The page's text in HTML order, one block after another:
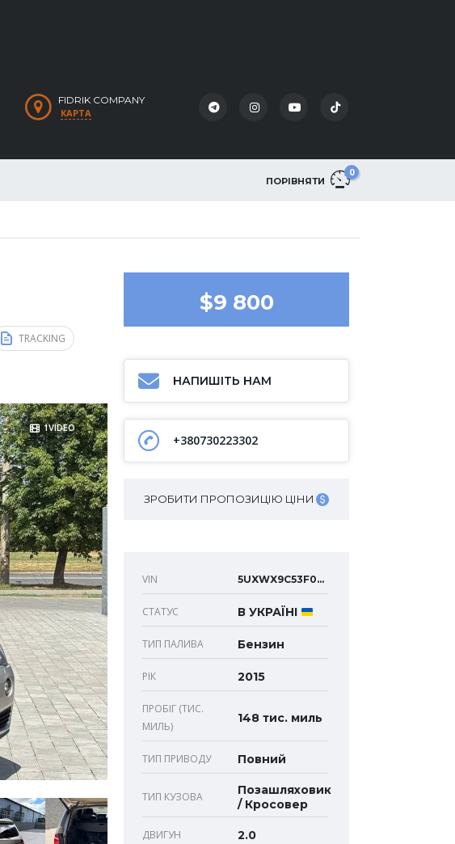
FIDRIK COMPANY
КАРТА
ПОРІВНЯТИ
0
TRACKING
1VIDEO
$9 800
НАПИШІТЬ НАМ
+380730223302
ЗРОБИТИ ПРОПОЗИЦІЮ ЦІНИ
VIN 5UXWX9C53F0D44062
СТАТУС В УКРАЇНІ
ТИП ПАЛИВА Бензин
РІК 2015
ПРОБІГ (ТИС.
МИЛЬ)
148 тис. миль
ТИП ПРИВОДУ Повний
ТИП КУЗОВА
Позашляховик
/ Кросовер
ДВИГУН 2.0